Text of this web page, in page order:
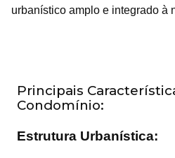
urbanístico amplo e integrado à
Principais
Condomínio:
Estrutura Urbanística: